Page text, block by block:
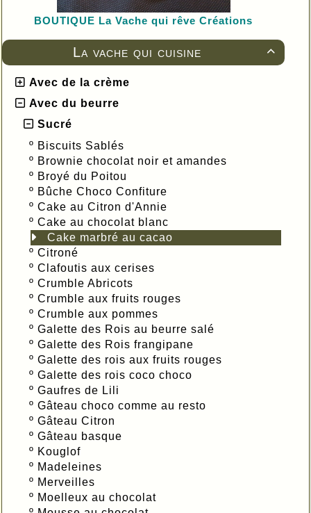
BOUTIQUE La Vache qui rêve Créations

La vache qui cuisine
Avec de la crème
Avec du beurre
Sucré
º Biscuits Sablés
º Brownie chocolat noir et amandes
º Broyé du Poitou
º Bûche Choco Confiture
º Cake au Citron d'Annie
º Cake au chocolat blanc
Cake marbré au cacao
º Citroné
º Clafoutis aux cerises
º Crumble Abricots
º Crumble aux fruits rouges
º Crumble aux pommes
º Galette des Rois au beurre salé
º Galette des Rois frangipane
º Galette des rois aux fruits rouges
º Galette des rois coco choco
º Gaufres de Lili
º Gâteau choco comme au resto
º Gâteau Citron
º Gâteau basque
º Kouglof
º Madeleines
º Merveilles
º Moelleux au chocolat